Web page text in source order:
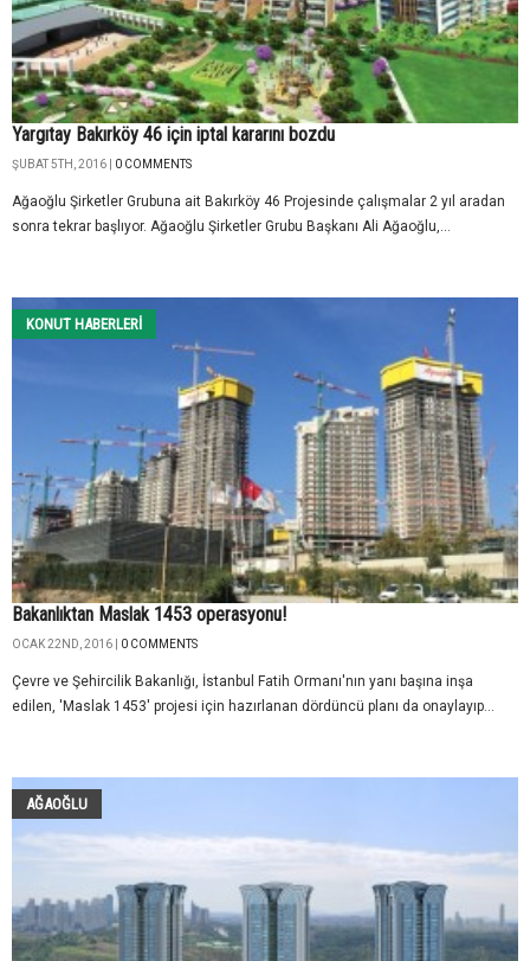
Yargıtay Bakırköy 46 için iptal kararını bozdu
ŞUBAT 5TH, 2016 | 0 COMMENTS
Ağaoğlu Şirketler Grubuna ait Bakırköy 46 Projesinde çalışmalar 2 yıl aradan
sonra tekrar başlıyor. Ağaoğlu Şirketler Grubu Başkanı Ali Ağaoğlu,...
KONUT HABERLERI
Bakanlıktan Maslak 1453 operasyonu!
OCAK 22ND, 2016 | 0 COMMENTS
Çevre ve Şehircilik Bakanlığı, İstanbul Fatih Ormanı'nın yanı başına inşa
edilen, 'Maslak 1453' projesi için hazırlanan dördüncü planı da onaylayıp...
AĞAOĞLU